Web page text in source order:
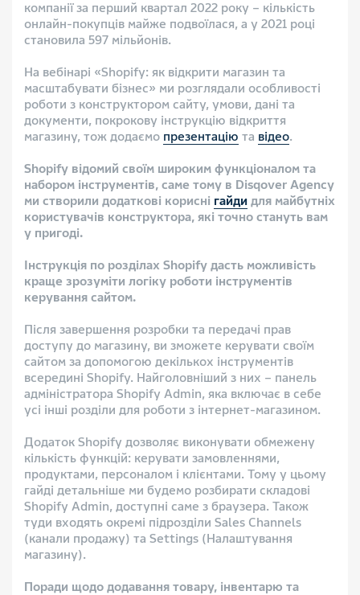
компанії за перший квартал 2022 року – кількість
онлайн-покупців майже подвоїлася, а у 2021 році
становила 597 мільйонів.
На вебінарі «Shopify: як відкрити магазин та
масштабувати бізнес» ми розглядали особливості
роботи з конструктором сайту, умови, дані та
документи, покрокову інструкцію відкриття
магазину, тож додаємо презентацію та відео.
Shopify відомий своїм широким функціоналом та
набором інструментів, саме тому в Disqover Agency
ми створили додаткові корисні гайди для майбутніх
користувачів конструктора, які точно стануть вам
у пригоді.
Інструкція по розділах Shopify дасть можливість
краще зрозуміти логіку роботи інструментів
керування сайтом.
Після завершення розробки та передачі прав
доступу до магазину, ви зможете керувати своїм
сайтом за допомогою декількох інструментів
всередині Shopify. Найголовніший з них – панель
адміністратора Shopify Admin, яка включає в себе
усі інші розділи для роботи з інтернет-магазином.
Додаток Shopify дозволяє виконувати обмежену
кількість функцій: керувати замовленнями,
продуктами, персоналом і клієнтами. Тому у цьому
гайді детальніше ми будемо розбирати складові
Shopify Admin, доступні саме з браузера. Також
туди входять окремі підрозділи Sales Channels
(канали продажу) та Settings (Налаштування
магазину).
Поради щодо додавання товару, інвентарю та